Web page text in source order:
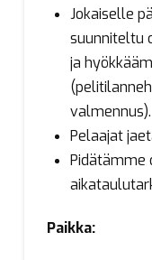
Jokaiselle
suunniteltu
ja
valmennus).
Pelaajat
Pidätämme
Paikka: